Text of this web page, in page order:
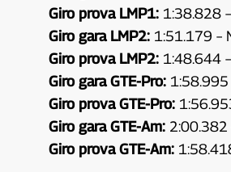
Giro prova LMP1: 1:38.828
Giro gara LMP2: 1:51.179 –
Giro prova LMP2: 1:48.644
Giro gara GTE-Pro: 1:58.995
Giro prova GTE-Pro:
Giro gara GTE-Am: 2:00.382
Giro prova GTE-Am: